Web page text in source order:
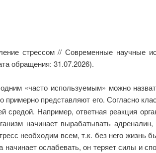
стрессом // Современные научные
обращения: 31.07.2026).
«часто используемым» можно
представляют его. Согласно
Например, ответная реакция
начинает вырабатывать
необходим всем, т.к. без него жизнь
начинает ослабевать, он теряет силы и